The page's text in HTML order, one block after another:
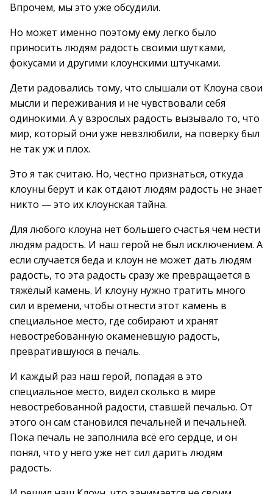
Впрочем, мы это уже обсудили.
Но может именно поэтому ему легко было
приносить людям радость своими шутками,
фокусами и другими клоунскими штучками.
Дети радовались тому, что слышали от Клоуна свои
мысли и переживания и не чувствовали себя
одинокими. А у взрослых радость вызывало то, что
мир, который они уже невзлюбили, на поверку был
не так уж и плох.
Это я так считаю. Но, честно признаться, откуда
клоуны берут и как отдают людям радость не знает
никто — это их клоунская тайна.
Для любого клоуна нет большего счастья чем нести
людям радость. И наш герой не был исключением. А
если случается беда и клоун не может дать людям
радость, то эта радость сразу же превращается в
тяжёлый камень. И клоуну нужно тратить много
сил и времени, чтобы отнести этот камень в
специальное место, где собирают и хранят
невостребованную окаменевшую радость,
превратившуюся в печаль.
И каждый раз наш герой, попадая в это
специальное место, видел сколько в мире
невостребованной радости, ставшей печалью. От
этого он сам становился печальней и печальней.
Пока печаль не заполнила всё его сердце, и он
понял, что у него уже нет сил дарить людям
радость.